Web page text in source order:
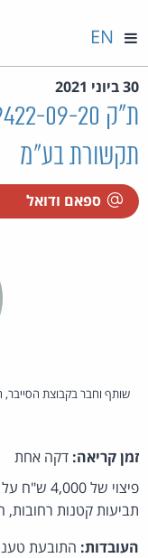
EN
30 ביוני 2021
תקשורת בע"מ
ספאם ודואל
שותף וחבר בקבוצת הסייבר,
זמן קריאה: דקה אחת
פיצוי של
תביעות קטנות
העובדות: